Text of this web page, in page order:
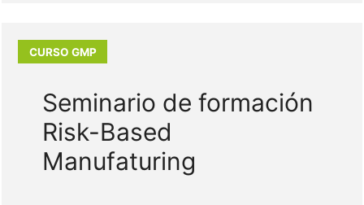
Seminario de formación
Risk-Based
Manufaturing